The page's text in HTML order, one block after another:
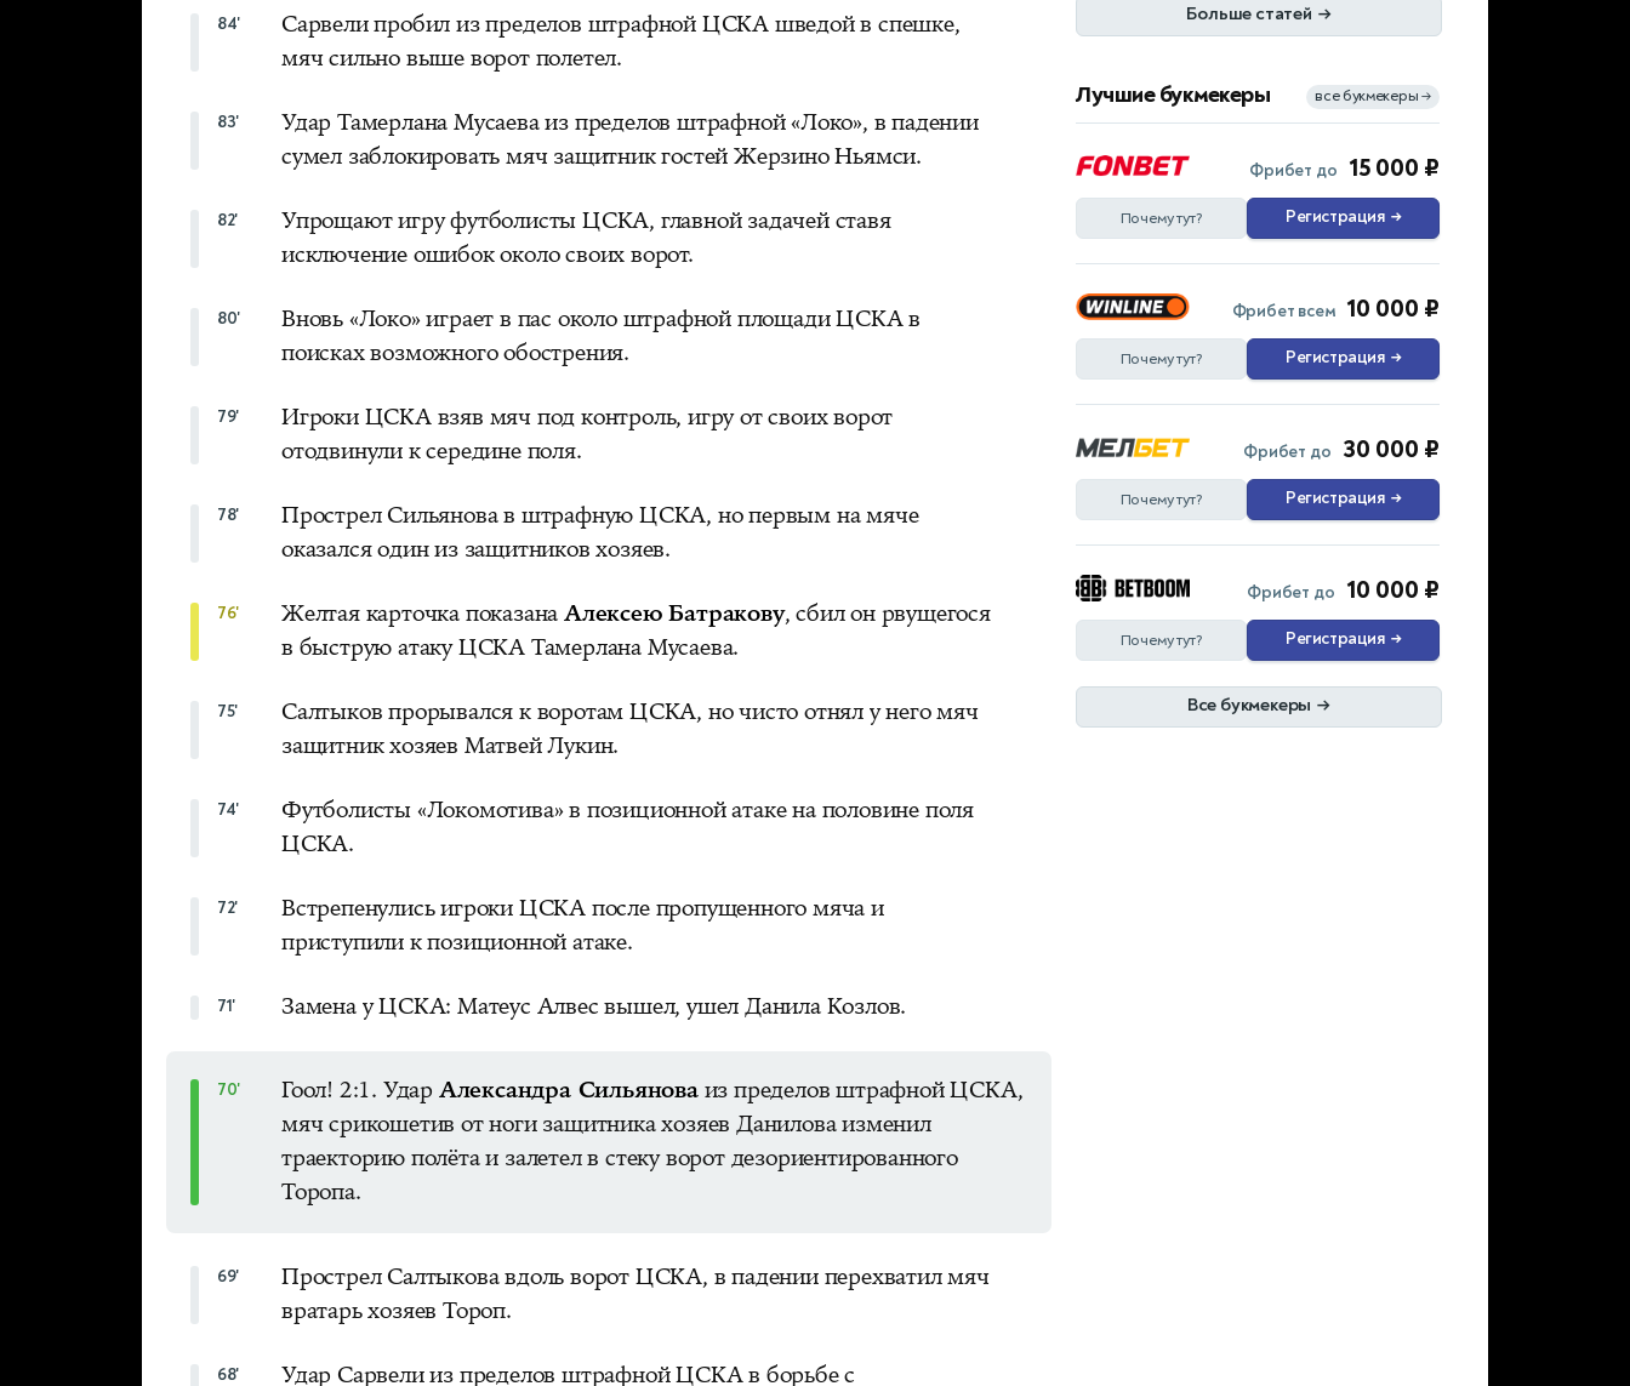
84'
Сарвели пробил из пределов штрафной ЦСКА шведой в спешке,
мяч сильно выше ворот полетел.
83'
Удар Тамерлана Мусаева из пределов штрафной «Локо», в падении
сумел заблокировать мяч защитник гостей Жерзино Ньямси.
82'
Упрощают игру футболисты ЦСКА, главной задачей ставя
исключение ошибок около своих ворот.
80'
Вновь «Локо» играет в пас около штрафной площади ЦСКА в
поисках возможного обострения.
79'
Игроки ЦСКА взяв мяч под контроль, игру от своих ворот
отодвинули к середине поля.
78'
Прострел Сильянова в штрафную ЦСКА, но первым на мяче
оказался один из защитников хозяев.
76' Желтая карточка показанаАлексею Батракову, сбил он рвущегося
в быструю атаку ЦСКА Тамерлана Мусаева.
75'
Салтыков прорывался к воротам ЦСКА, но чисто отнял у него мяч
защитник хозяев Матвей Лукин.
74'
Футболисты «Локомотива» в позиционной атаке на половине поля
ЦСКА.
72'
Встрепенулись игроки ЦСКА после пропущенного мяча и
приступили к позиционной атаке.
71' Замена у ЦСКА: Матеус Алвес вышел, ушел Данила Козлов.
70' Гоол! 2:1. Удар Александра Сильяноваиз пределов штрафной ЦСКА,
мяч срикошетив от ноги защитника хозяев Данилова изменил
траекторию полёта и залетел в стеку ворот дезориентированного
Торопа.
69'
Прострел Салтыкова вдоль ворот ЦСКА, в падении перехватил мяч
вратарь хозяев Тороп.
68' Удар Сарвели из пределов штрафной ЦСКА в борьбе с
Больше статей →
Лучшие букмекеры все букмекеры →
Фрибет до 15 000 ₽
Почему тут? Регистрация →
Фрибет всем 10 000 ₽
Почему тут? Регистрация →
Фрибет до 30 000 ₽
Почему тут? Регистрация →
Фрибет до 10 000 ₽
Почему тут? Регистрация →
Все букмекеры →